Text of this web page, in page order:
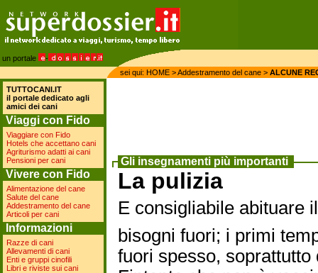
un portale
sei qui: HOME >Addestramento del cane > ALCUNE
TUTTOCANI.IT
il portale dedicato agli
amici dei cani
Viaggi con Fido
Viaggiare con Fido
Hotels che accettano cani
Agriturismo adatti ai cani
Pensioni per cani
Vivere con Fido
Alimentazione del cane
Salute del cane
Addestramento del cane
Articoli per cani
Informazioni
Razze di cani
Allevamenti di cani
Enti e gruppi cinofili
Libri e riviste sui cani
Gli insegnamenti più importanti
La pulizia
E consigliabile
bisogni fuori; i primi
fuori spesso,